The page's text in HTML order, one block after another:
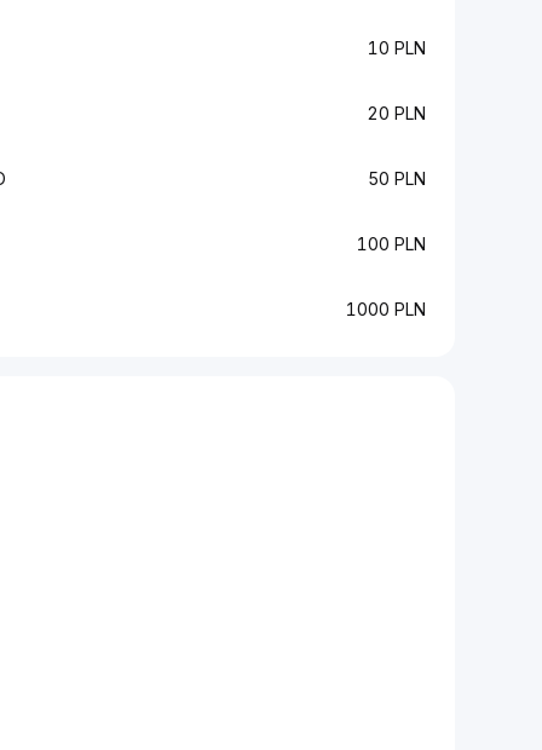
10 PLN
20 PLN
50 PLN
100 PLN
1000 PLN